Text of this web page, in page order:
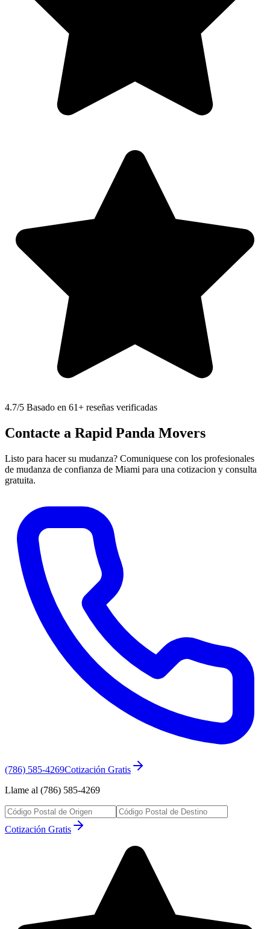
4.7/5 Basado en 61+ reseñas verificadas
Contacte a Rapid Panda Movers
Listo para hacer su mudanza? Comuniquese con los profesionales
de mudanza de confianza de Miami para una cotizacion y consulta
gratuita.
(786) 585-4269Cotización Gratis
Llame al (786) 585-4269
Cotización Gratis